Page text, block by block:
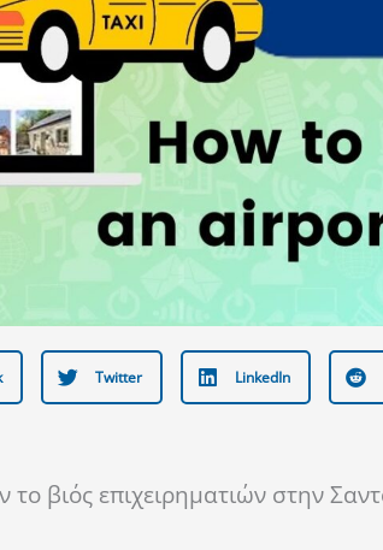
Twitter LinkedIn
βιός επιχειρηματιών στην